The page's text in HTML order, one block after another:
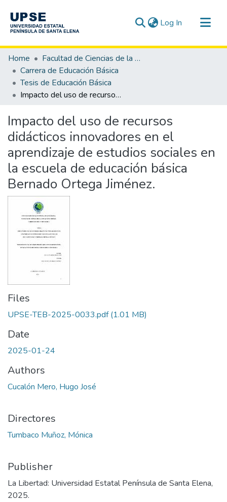
Log In (current)
Communities & Collections
All of DSpace
Statistics
Home
Facultad de Ciencias de la Educación e Idiomas
Carrera de Educación Básica
Tesis de Educación Básica
Impacto del uso de recursos didácticos innovadores en el aprendizaje de estudios sociales en la escuela de educación básica Bernado Ortega Jiménez.
Impacto del uso de recursos
didácticos innovadores en el
aprendizaje de estudios sociales en
la escuela de educación básica
Bernado Ortega Jiménez.
Files
UPSE-TEB-2025-0033.pdf(1.01 MB)
Date
2025-01-24
Authors
Cucalón Mero, Hugo José
Directores
Tumbaco Muñoz, Mónica
Publisher
La Libertad: Universidad Estatal Península de Santa Elena,
2025.